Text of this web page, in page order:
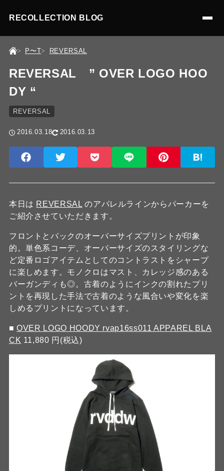
RECOLLECTION BLOG
P〜T REVERSAL
REVERSAL ” OVER LOGO HOO
DY “
REVERSAL
2016.03.18 2016.03.13
本日は REVERSAL のアパレルラインからパーカーを
ご紹介させていただきます。
フロントとバックのオーバーサイズプリントが印象
的。単色系コーデ、オーバーサイズのスタイリングな
ど定番ロゴアイテムとしてのコントラストをシャープ
に楽しめます。モノクロはマスト、カレッジ感のある
バーガンディも◎。古着のようにインクの割れたプリ
ントを再現した手法で古着のような風合いや変化を楽
しめるプリントになっています。
■OVER LOGO HOODY rvap16ss011 APPAREL BLA
CK 11,880 円(税込)